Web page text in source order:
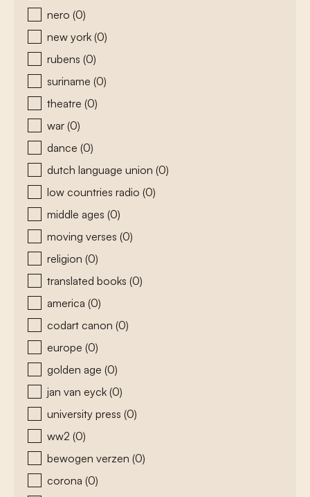
nero (0)
new york (0)
rubens (0)
suriname (0)
theatre (0)
war (0)
dance (0)
dutch language union (0)
low countries radio (0)
middle ages (0)
moving verses (0)
religion (0)
translated books (0)
america (0)
codart canon (0)
europe (0)
golden age (0)
jan van eyck (0)
university press (0)
ww2 (0)
bewogen verzen (0)
corona (0)